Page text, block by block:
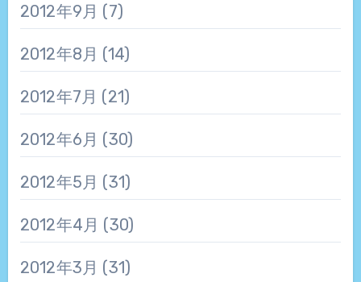
2012年9月 (7)
2012年8月 (14)
2012年7月 (21)
2012年6月 (30)
2012年5月 (31)
2012年4月 (30)
2012年3月 (31)